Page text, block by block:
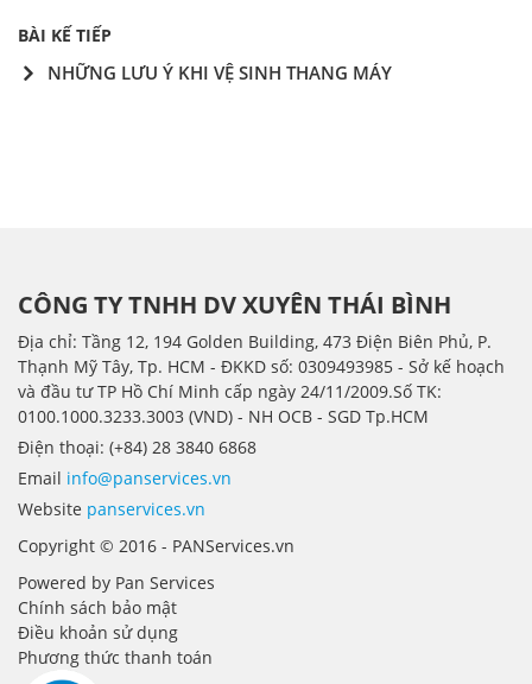
BÀI KẾ TIẾP
NHỮNG LƯU Ý KHI VỆ SINH THANG MÁY
CÔNG TY TNHH DV XUYÊN THÁI BÌNH
Địa chỉ: Tầng 12, 194 Golden Building, 473 Điện Biên Phủ, P.
Thạnh Mỹ Tây, Tp. HCM - ÐKKD số: 0309493985 - Sở kế hoạch
và đầu tư TP Hồ Chí Minh cấp ngày 24/11/2009.Số TK:
0100.1000.3233.3003 (VND) - NH OCB - SGD Tp.HCM
Điện thoại: (+84) 28 3840 6868
Email info@panservices.vn
Website panservices.vn
Copyright © 2016 - PANServices.vn
Powered by Pan Services
Chính sách bảo mật
Điều khoản sử dụng
Phương thức thanh toán